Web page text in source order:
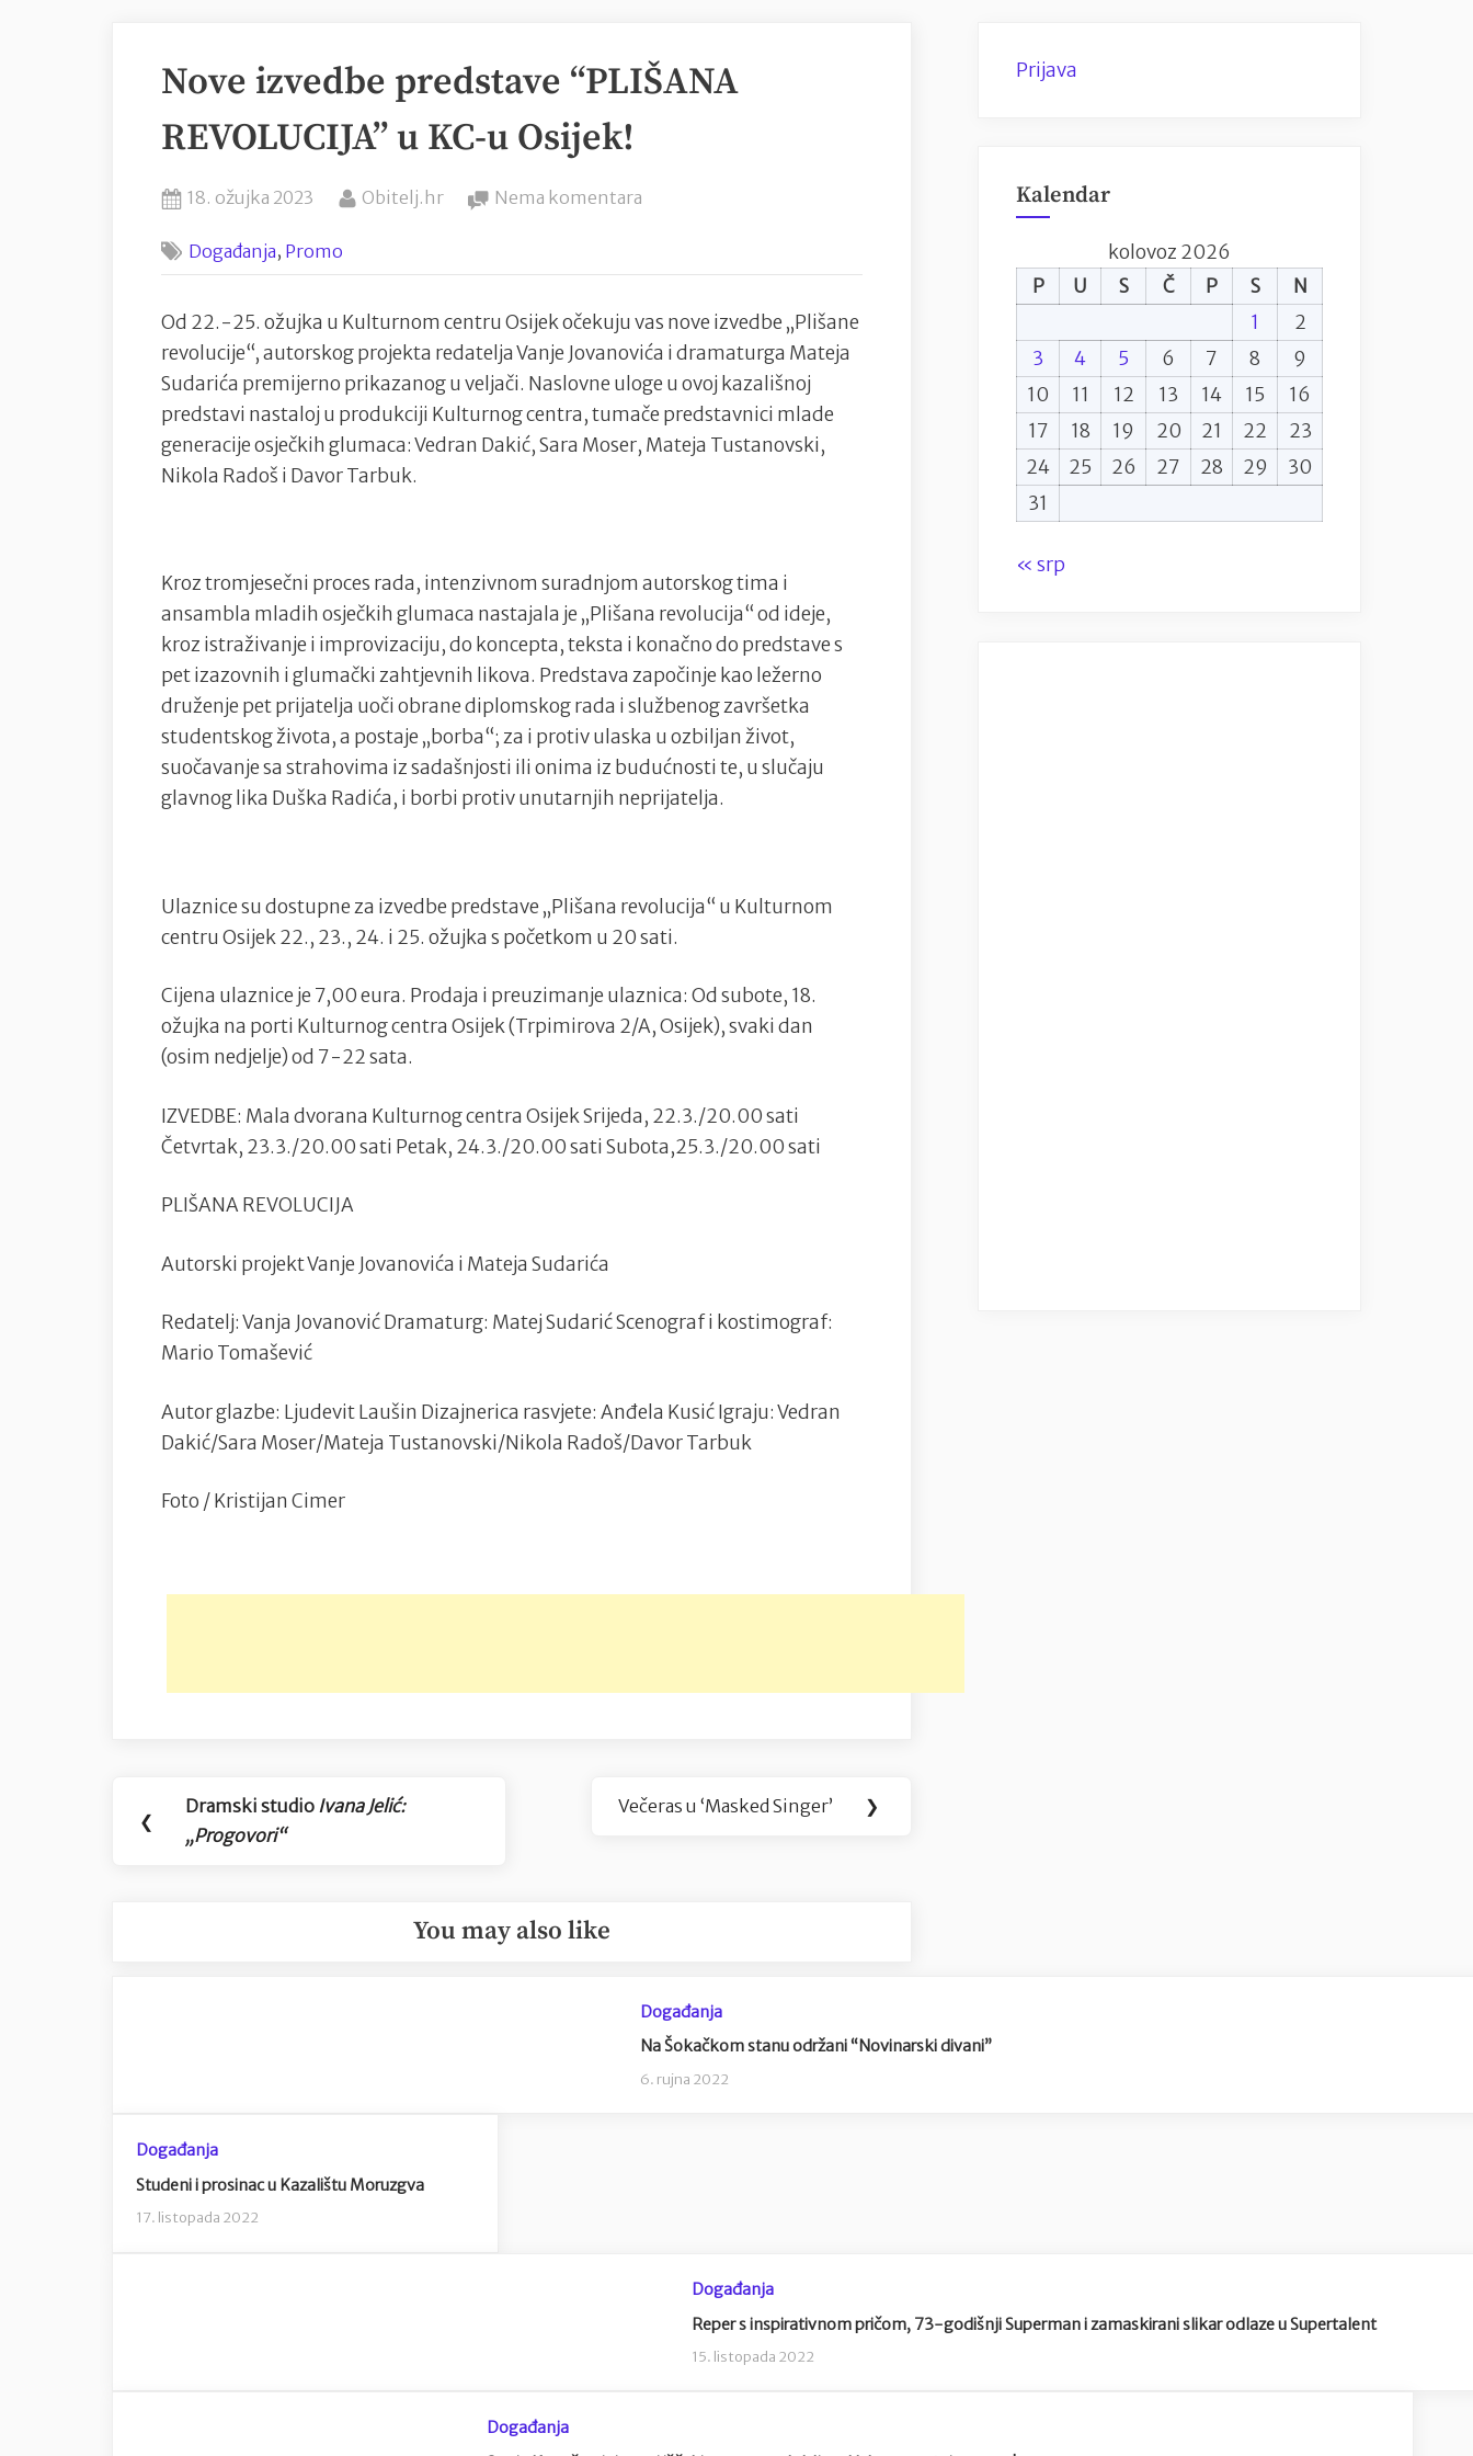
Nove izvedbe predstave “PLIŠANA
REVOLUCIJA” u KC-u Osijek!
Posted
18. ožujka 2023 By
Obitelj.hr Nema komentara
“PLIŠANA
REVOLUCIJA”
u
KC-
u
Osijek!
Događanja, Promo
Od 22.-25. ožujka u Kulturnom centru Osijek očekuju vas nove izvedbe „Plišane
revolucije“, autorskog projekta redatelja Vanje Jovanovića i dramaturga Mateja
Sudarića premijerno prikazanog u veljači. Naslovne uloge u ovoj kazališnoj
predstavi nastaloj u produkciji Kulturnog centra, tumače predstavnici mlade
generacije osječkih glumaca: Vedran Dakić, Sara Moser, Mateja Tustanovski,
Nikola Radoš i Davor Tarbuk.
Kroz tromjesečni proces rada, intenzivnom suradnjom autorskog tima i
ansambla mladih osječkih glumaca nastajala je „Plišana revolucija“ od ideje,
kroz istraživanje i improvizaciju, do koncepta, teksta i konačno do predstave s
pet izazovnih i glumački zahtjevnih likova. Predstava započinje kao ležerno
druženje pet prijatelja uoči obrane diplomskog rada i službenog završetka
studentskog života, a postaje „borba“; za i protiv ulaska u ozbiljan život,
suočavanje sa strahovima iz sadašnjosti ili onima iz budućnosti te, u slučaju
glavnog lika Duška Radića, i borbi protiv unutarnjih neprijatelja.
Ulaznice su dostupne za izvedbe predstave „Plišana revolucija“ u Kulturnom
centru Osijek 22., 23., 24. i 25. ožujka s početkom u 20 sati.
Cijena ulaznice je 7,00 eura. Prodaja i preuzimanje ulaznica: Od subote, 18.
ožujka na porti Kulturnog centra Osijek (Trpimirova 2/A, Osijek), svaki dan
(osim nedjelje) od 7-22 sata.
IZVEDBE: Mala dvorana Kulturnog centra Osijek Srijeda, 22.3./20.00 sati
Četvrtak, 23.3./20.00 sati Petak, 24.3./20.00 sati Subota,25.3./20.00 sati
PLIŠANA REVOLUCIJA
Autorski projekt Vanje Jovanovića i Mateja Sudarića
Redatelj: Vanja Jovanović Dramaturg: Matej Sudarić Scenograf i kostimograf:
Mario Tomašević
Autor glazbe: Ljudevit Laušin Dizajnerica rasvjete: Anđela Kusić Igraju: Vedran
Dakić/Sara Moser/Mateja Tustanovski/Nikola Radoš/Davor Tarbuk
Foto / Kristijan Cimer
Navigacija
objava
❮
Previous
Post:
Dramski studio Ivana Jelić:
„Progovori“
Next
Večeras u ‘Masked Singer’ ❯
You may also like
Događanja
Na Šokačkom stanu održani “Novinarski divani”
6. rujna 2022
Događanja
Studeni i prosinac u Kazalištu Moruzgva
17. listopada 2022
Događanja
Reper s inspirativnom pričom, 73-godišnji Superman i zamaskirani slikar odlaze u Supertalent
15. listopada 2022
Događanja
Prijava
Kalendar
kolovoz 2026
P
U S Č P S
N
1
2
3
4 5 6 7 8
9
10
11 12 13 14 15
16
17
18 19 20 21 22
23
24
25 26 27 28 29
30
31
« srp